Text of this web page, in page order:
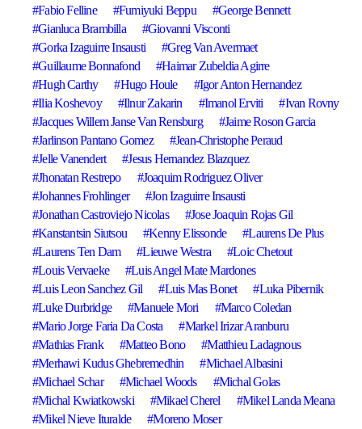
Fabio Felline
Fumiyuki Beppu
George Bennett
Gianluca Brambilla
Giovanni Visconti
Gorka Izaguirre Insausti
Greg Van Avermaet
Guillaume Bonnafond
Haimar Zubeldia Agirre
Hugh Carthy
Hugo Houle
Igor Anton Hernandez
Ilia Koshevoy
Ilnur Zakarin Imanol Erviti
Ivan Rovny
Jacques Willem Janse Van Rensburg
Jaime Roson Garcia
Jarlinson Pantano Gomez
Jean-Christophe Peraud
Jelle Vanendert
Jesus Hernandez Blazquez
Jhonatan Restrepo
Joaquim Rodriguez Oliver
Johannes Frohlinger
Jon Izaguirre Insausti
Jonathan Castroviejo Nicolas
Jose Joaquin Rojas Gil
Kanstantsin Siutsou
Kenny Elissonde
Laurens De Plus
Laurens Ten Dam
Lieuwe Westra
Loic Chetout
Louis Vervaeke
Luis Angel Mate Mardones
Luis Leon Sanchez Gil
Luis Mas Bonet
Luka Pibernik
Luke Durbridge
Manuele Mori
Marco Coledan
Mario Jorge Faria Da Costa
Markel Irizar Aranburu
Mathias Frank
Matteo Bono
Matthieu Ladagnous
Merhawi Kudus Ghebremedhin
Michael Albasini
Michael Schar
Michael Woods
Michal Golas
Michal Kwiatkowski
Mikael Cherel
Mikel Landa Meana
Mikel Nieve Ituralde
Moreno Moser